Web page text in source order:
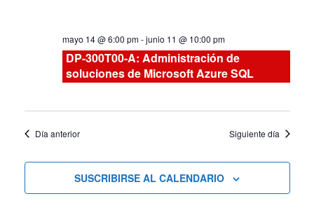
y
de
Cursos
mayo 14 @ 6:00 pm-junio 11 @ 10:00 pm
DP-300T00-A: Administración de
soluciones de Microsoft Azure SQL
Día anterior Siguiente día
SUSCRIBIRSE AL CALENDARIO